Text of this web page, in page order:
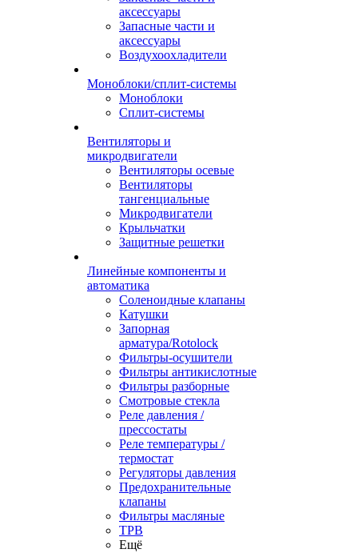
аксессуары
Запасные части и
аксессуары
Воздухоохладители
Моноблоки/сплит-системы
Моноблоки
Сплит-системы
Вентиляторы и
микродвигатели
Вентиляторы осевые
Вентиляторы
тангенциальные
Микродвигатели
Крыльчатки
Защитные решетки
Линейные компоненты и
автоматика
Соленоидные клапаны
Катушки
Запорная
арматура/Rotolock
Фильтры-осушители
Фильтры антикислотные
Фильтры разборные
Смотровые стекла
Реле давления /
прессостаты
Реле температуры /
термостат
Регуляторы давления
Предохранительные
клапаны
Фильтры масляные
ТРВ
Ещё